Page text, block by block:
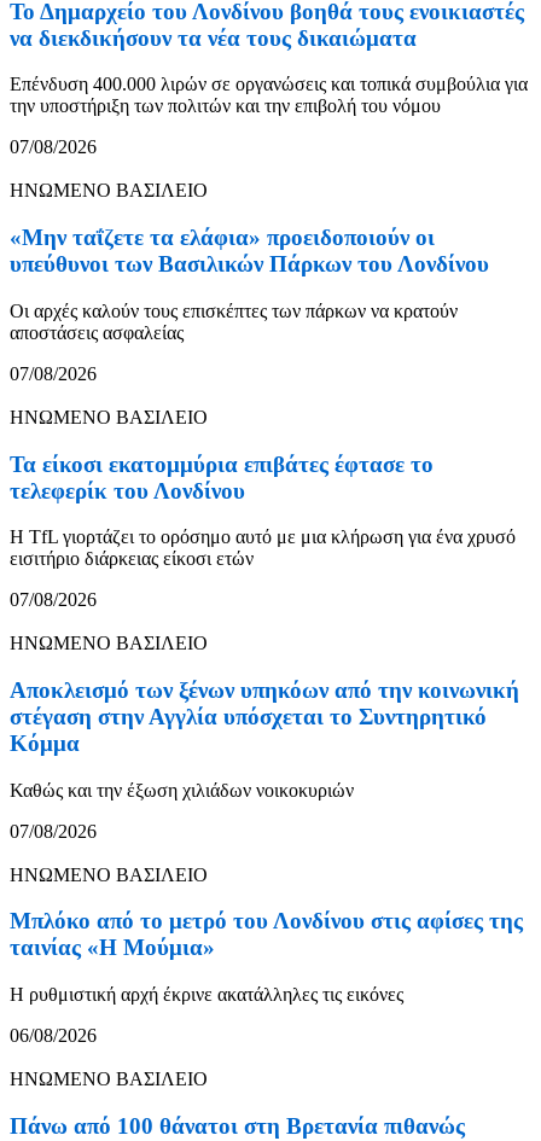
Το Δημαρχείο του Λονδίνου βοηθά τους ενοικιαστές
να διεκδικήσουν τα νέα τους δικαιώματα
Επένδυση 400.000 λιρών σε οργανώσεις και τοπικά συμβούλια για
την υποστήριξη των πολιτών και την επιβολή του νόμου
07/08/2026
ΗΝΩΜΕΝΟ ΒΑΣΙΛΕΙΟ
«Μην ταΐζετε τα ελάφια» προειδοποιούν οι
υπεύθυνοι των Βασιλικών Πάρκων του Λονδίνου
Οι αρχές καλούν τους επισκέπτες των πάρκων να κρατούν
αποστάσεις ασφαλείας
07/08/2026
ΗΝΩΜΕΝΟ ΒΑΣΙΛΕΙΟ
Τα είκοσι εκατομμύρια επιβάτες έφτασε το
τελεφερίκ του Λονδίνου
Η TfL γιορτάζει το ορόσημο αυτό με μια κλήρωση για ένα χρυσό
εισιτήριο διάρκειας είκοσι ετών
07/08/2026
ΗΝΩΜΕΝΟ ΒΑΣΙΛΕΙΟ
Αποκλεισμό των ξένων υπηκόων από την κοινωνική
στέγαση στην Αγγλία υπόσχεται το Συντηρητικό
Κόμμα
Καθώς και την έξωση χιλιάδων νοικοκυριών
07/08/2026
ΗΝΩΜΕΝΟ ΒΑΣΙΛΕΙΟ
Μπλόκο από το μετρό του Λονδίνου στις αφίσες της
ταινίας «Η Μούμια»
Η ρυθμιστική αρχή έκρινε ακατάλληλες τις εικόνες
06/08/2026
ΗΝΩΜΕΝΟ ΒΑΣΙΛΕΙΟ
Πάνω από 100 θάνατοι στη Βρετανία πιθανώς